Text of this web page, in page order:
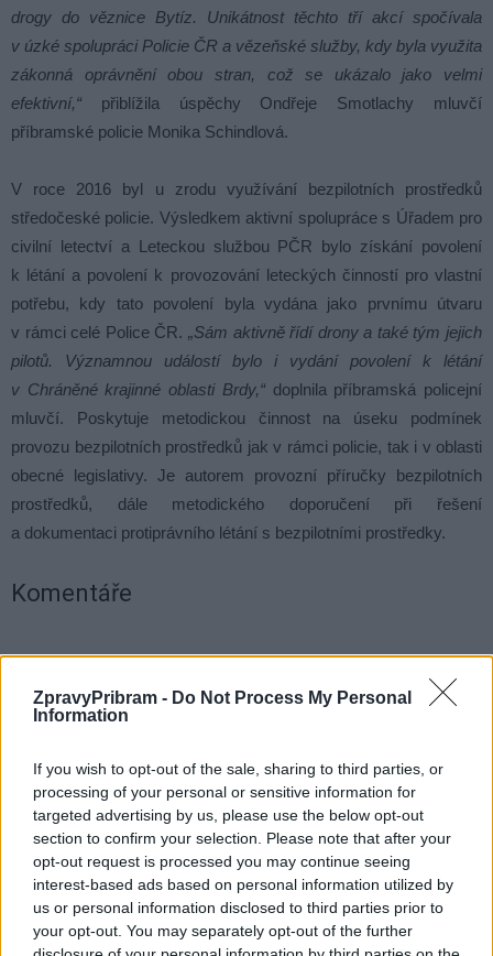
ZpravyPribram - Do Not Process My Personal
Information
If you wish to opt-out of the sale, sharing to third parties, or
processing of your personal or sensitive information for
targeted advertising by us, please use the below opt-out
section to confirm your selection. Please note that after your
opt-out request is processed you may continue seeing
interest-based ads based on personal information utilized by
us or personal information disclosed to third parties prior to
your opt-out. You may separately opt-out of the further
drogy do věznice Bytíz. Unikátnost těchto tří akcí spočívala
v úzké spolupráci Policie ČR a vězeňské služby, kdy byla využita
zákonná oprávnění obou stran, což se ukázalo jako velmi
efektivní,“ přiblížila úspěchy Ondřeje Smotlachy mluvčí
příbramské policie Monika Schindlová.
V roce 2016 byl u zrodu využívání bezpilotních prostředků
středočeské policie. Výsledkem aktivní spolupráce s Úřadem pro
civilní letectví a Leteckou službou PČR bylo získání povolení
k létání a povolení k provozování leteckých činností pro vlastní
potřebu, kdy tato povolení byla vydána jako prvnímu útvaru
v rámci celé Police ČR. „Sám aktivně řídí drony a také tým jejich
pilotů. Významnou událostí bylo i vydání povolení k létání
v Chráněné krajinné oblasti Brdy,“doplnila příbramská policejní
mluvčí. Poskytuje metodickou činnost na úseku podmínek
provozu bezpilotních prostředků jak v rámci policie, tak i v oblasti
obecné legislativy. Je autorem provozní příručky bezpilotních
prostředků, dále metodického doporučení při řešení
a dokumentaci protiprávního létání s bezpilotními prostředky.
Komentáře
TAGY anketa drogy dron Policie ČR
Policista roku